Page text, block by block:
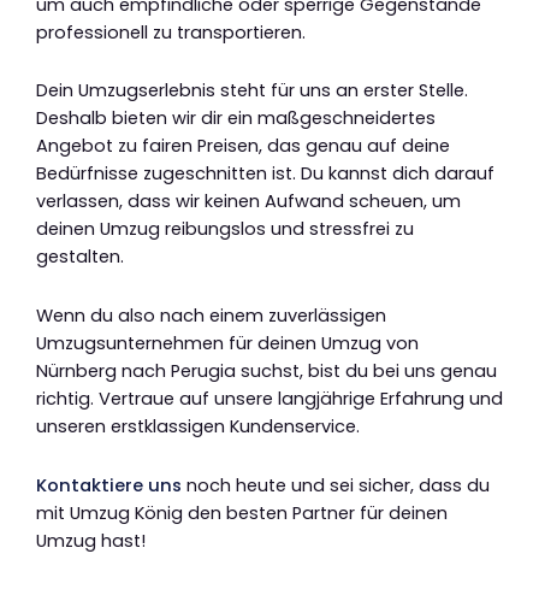
professionell zu transportieren.
Dein Umzugserlebnis steht für uns an erster Stelle.
Deshalb bieten wir dir ein maßgeschneidertes
Angebot zu fairen Preisen, das genau auf deine
Bedürfnisse zugeschnitten ist. Du kannst dich darauf
verlassen, dass wir keinen Aufwand scheuen, um
deinen Umzug reibungslos und stressfrei zu
gestalten.
Wenn du also nach einem zuverlässigen
Umzugsunternehmen für deinen Umzug von
Nürnberg nach Perugia suchst, bist du bei uns genau
richtig. Vertraue auf unsere langjährige Erfahrung und
unseren erstklassigen Kundenservice.
Kontaktiere uns noch heute und sei sicher, dass du
mit Umzug König den besten Partner für deinen
Umzug hast!